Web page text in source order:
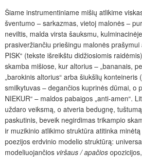
Šiame instrumentiniame mišių atlikime
šventumo – sarkazmas, vietoj malonės –
neviltis, malda virsta šauksmu,
prasiveržiančiu priešingu malonės prašymui
PISK“ (tekste išreikštu didžiosiomis
skamba mišiose, kur altorius – „bananais,
„barokinis altorius“ arba šiukšlių konteineris
smilkytuvas – degančios kuprinės dūmai, o
NIEKUR“ – maldos pabaigos „anti-amen“.
uždaro veiksmą, o atveria bedugnę,
paskutinis, beveik negirdimas trikampio
ir muzikinio atlikimo struktūra atitinka
poezijos erdvinio modelio struktūrą:
modeliuojančios viršaus / apačios